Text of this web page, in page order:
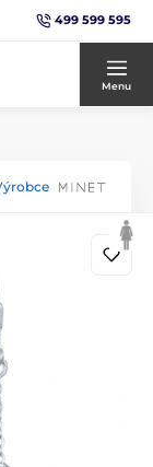
499 599 595
Menu